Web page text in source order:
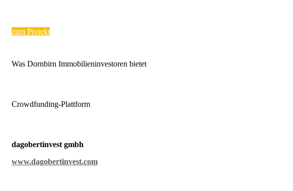
zum Projekt
Was Dornbirn Immobilieninvestoren bietet
Crowdfunding-Plattform
dagobertinvest gmbh
www.dagobertinvest.com